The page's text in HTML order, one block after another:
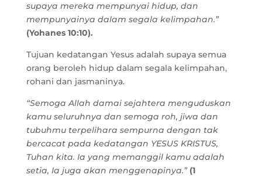
supaya mereka mempunyai hidup, dan
mempunyainya dalam segala kelimpahan.”
(Yohanes 10:10).
Tujuan kedatangan Yesus adalah supaya semua
orang beroleh hidup dalam segala kelimpahan,
rohani dan jasmaninya.
“Semoga Allah damai sejahtera menguduskan
kamu seluruhnya dan semoga roh, jiwa dan
tubuhmu terpelihara sempurna dengan tak
bercacat pada kedatangan YESUS KRISTUS,
Tuhan kita. Ia yang memanggil kamu adalah
setia, Ia juga akan menggenapinya.” (1